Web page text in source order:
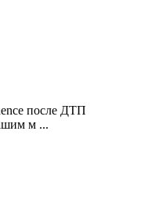
после ДТП
м ...